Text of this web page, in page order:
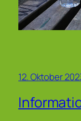
12. Oktober